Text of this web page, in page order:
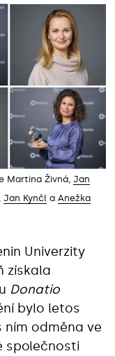
Martina Živná, Jan
, Jan Kynčl a Anežka
Univerzity
získala
Donatio
bylo letos
ním odměna ve
společnosti